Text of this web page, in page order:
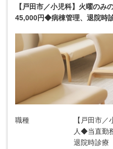
【戸田市／小児科】火曜の
45,000円◆病棟管理、退院時
職種
【戸田市
人◆当直勤
退院時診療